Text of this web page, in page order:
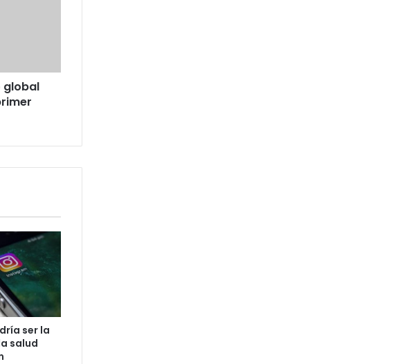
global
ser la
salud